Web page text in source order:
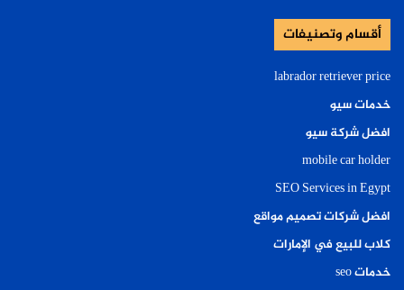
أقسام وتصنيفات
labrador retriever price
خدمات سيو
افضل شركة سيو
mobile car holder
SEO Services in Egypt
افضل شركات تصميم مواقع
كلاب للبيع في الإمارات
خدمات seo